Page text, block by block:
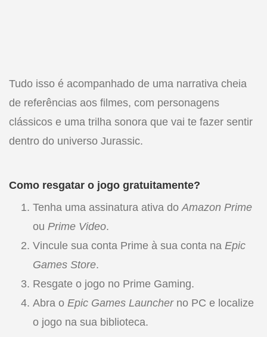
Tudo isso é acompanhado de uma narrativa cheia
de referências aos filmes, com personagens
clássicos e uma trilha sonora que vai te fazer sentir
dentro do universo Jurassic.
Como resgatar o jogo gratuitamente?
Tenha uma assinatura ativa doAmazon Prime
ou Prime Video.
Vincule sua conta Prime à sua conta na Epic
Games Store.
Resgate o jogo no Prime Gaming.
Abra o Epic Games Launcherno PC e localize
o jogo na sua biblioteca.